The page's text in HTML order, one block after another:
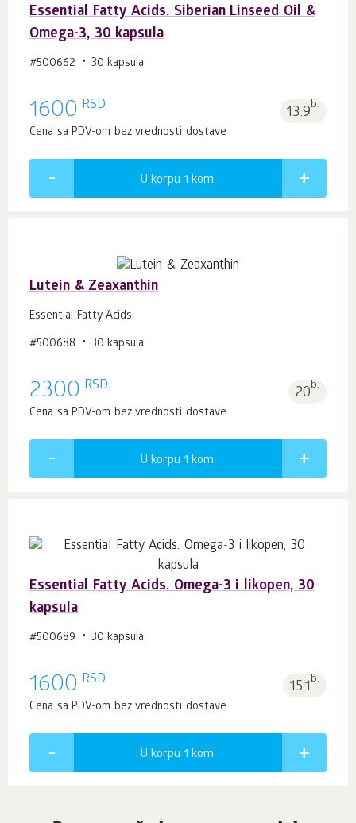
Essential Fatty Acids. Siberian Linseed Oil &
Omega-3, 30 kapsula
#500662 30 kapsula
1600 RSD 13.9b.
Cena sa PDV-om bez vrednosti dostave
U korpu 1 kom.
Lutein & Zeaxanthin
Essential Fatty Acids
#500688 30 kapsula
2300 RSD 20b.
Cena sa PDV-om bez vrednosti dostave
U korpu 1 kom.
Essential Fatty Acids. Omega-3 i likopen, 30
kapsula
#500689 30 kapsula
1600 RSD 15.1b.
Cena sa PDV-om bez vrednosti dostave
U korpu 1 kom.